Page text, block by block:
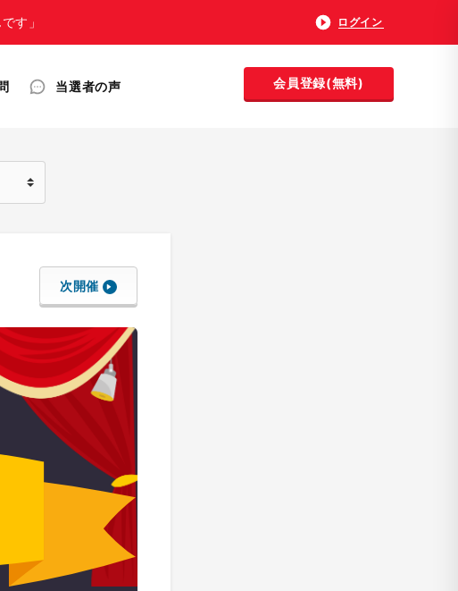
す」 ログイン
当選者の声 会員登録(無料)
次開催